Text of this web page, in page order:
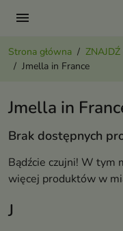
menu
Strona główna
Jmella in France
J
Jmella in
Brak dostępnych
Bądźcie czujni! W tym
więcej produktów w